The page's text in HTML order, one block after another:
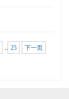
.. 25 下一页